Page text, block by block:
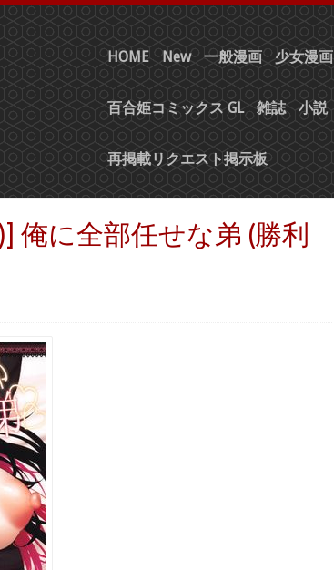
HOME New 一般漫画 少女漫画
百合姫コミックス GL 雑誌 小説
再掲載リクエスト掲示板
俺に全部任せな弟 (勝利